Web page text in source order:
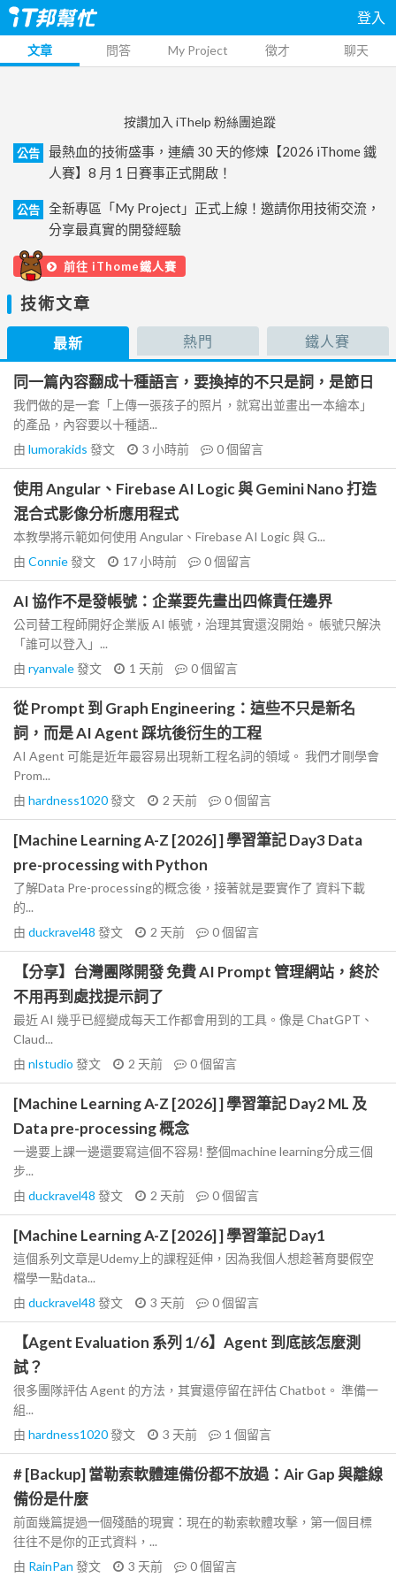
登入
文章 問答 My Project 徵才 聊天
按讚加入 iThelp 粉絲團追蹤
公告
最熱血的技術盛事，連續 30 天的修煉【2026 iThome 鐵
人賽】8 月 1 日賽事正式開啟！
公告
全新專區「My Project」正式上線！邀請你用技術交流，
分享最真實的開發經驗
前往 iThome鐵人賽
技術文章
最新 熱門 鐵人賽
同一篇內容翻成十種語言，要換掉的不只是詞，是節日
我們做的是一套「上傳一張孩子的照片，就寫出並畫出一本繪本」
的產品，內容要以十種語...
由 lumorakids 發文 3 小時前 0個留言
使用 Angular、Firebase AI Logic 與 Gemini Nano 打造
混合式影像分析應用程式
本教學將示範如何使用 Angular、Firebase AI Logic 與 G...
由 Connie發文 17 小時前 0個留言
AI 協作不是發帳號：企業要先畫出四條責任邊界
公司替工程師開好企業版 AI 帳號，治理其實還沒開始。 帳號只解決
「誰可以登入」...
由 ryanvale發文 1 天前 0個留言
從 Prompt 到 Graph Engineering：這些不只是新名
詞，而是 AI Agent 踩坑後衍生的工程
AI Agent 可能是近年最容易出現新工程名詞的領域。 我們才剛學會
Prom...
由 hardness1020發文 2 天前 0個留言
[Machine Learning A-Z [2026] ] 學習筆記 Day3 Data
pre-processing with Python
了解Data Pre-processing的概念後，接著就是要實作了 資料下載
的...
由 duckravel48 發文 2 天前 0個留言
【分享】台灣團隊開發 免費 AI Prompt 管理網站，終於
不用再到處找提示詞了
最近 AI 幾乎已經變成每天工作都會用到的工具。像是 ChatGPT、
Claud...
由 nlstudio 發文 2 天前 0個留言
[Machine Learning A-Z [2026] ] 學習筆記 Day2 ML 及
Data pre-processing 概念
一邊要上課一邊還要寫這個不容易! 整個machine learning分成三個
步...
由 duckravel48 發文 2 天前 0個留言
[Machine Learning A-Z [2026] ] 學習筆記 Day1
這個系列文章是Udemy上的課程延伸，因為我個人想趁著育嬰假空
檔學一點data...
由 duckravel48 發文 3 天前 0個留言
【Agent Evaluation 系列 1/6】Agent 到底該怎麼測
試？
很多團隊評估 Agent 的方法，其實還停留在評估 Chatbot。 準備一
組...
由 hardness1020發文 3 天前 1 個留言
# [Backup] 當勒索軟體連備份都不放過：Air Gap 與離線
備份是什麼
前面幾篇提過一個殘酷的現實：現在的勒索軟體攻擊，第一個目標
往往不是你的正式資料，...
由 RainPan 發文 3 天前 0個留言